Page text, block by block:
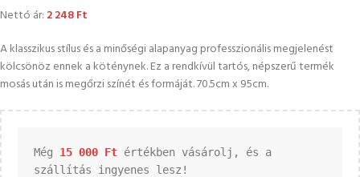
Nettó ár: 2 248Ft
A klasszikus stílus és a minőségi alapanyag professzionális megjelenést
kölcsönöz ennek a köténynek. Ez a rendkívül tartós, népszerű termék
mosás után is megőrzi színét és formáját. 70.5cm x 95cm.
Még 15 000 Ft értékben vásárolj, és a
szállítás ingyenes lesz!